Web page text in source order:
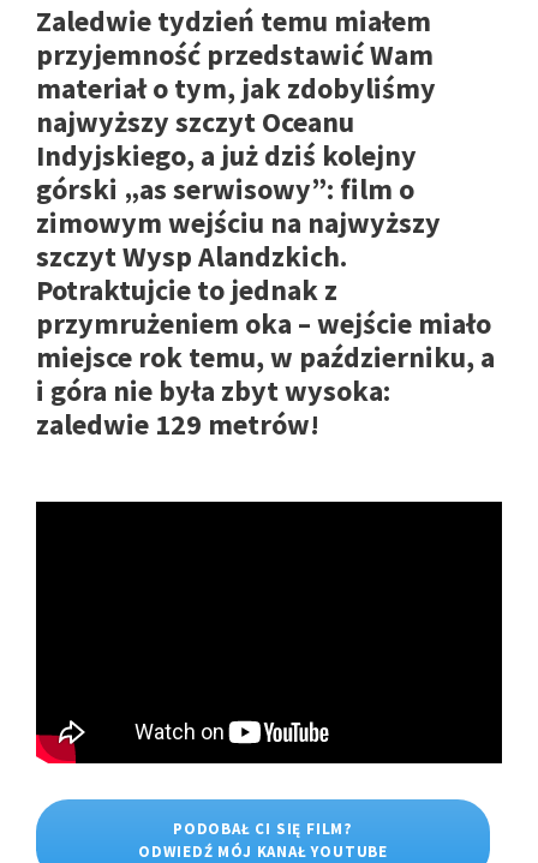
Zaledwie tydzień temu miałem
przyjemność przedstawić Wam
materiał o tym, jak zdobyliśmy
najwyższy szczyt Oceanu
Indyjskiego, a już dziś kolejny
górski „as serwisowy”: film o
zimowym wejściu na najwyższy
szczyt Wysp Alandzkich.
Potraktujcie to jednak z
przymrużeniem oka – wejście miało
miejsce rok temu, w październiku, a
i góra nie była zbyt wysoka:
zaledwie 129 metrów!
PODOBAŁ CI SIĘ FILM?
ODWIEDŹ MÓJ KANAŁ YOUTUBE